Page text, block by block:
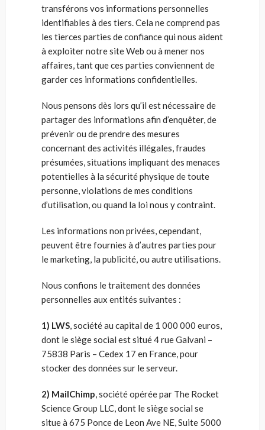
transférons vos informations personnelles
identifiables à des tiers. Cela ne comprend pas
les tierces parties de confiance qui nous aident
à exploiter notre site Web ou à mener nos
affaires, tant que ces parties conviennent de
garder ces informations confidentielles.
Nous pensons dès lors qu’il est nécessaire de
partager des informations afin d’enquêter, de
prévenir ou de prendre des mesures
concernant des activités illégales, fraudes
présumées, situations impliquant des menaces
potentielles à la sécurité physique de toute
personne, violations de mes conditions
d’utilisation, ou quand la loi nous y contraint.
Les informations non privées, cependant,
peuvent être fournies à d’autres parties pour
le marketing, la publicité, ou autre utilisations.
Nous confions le traitement des données
personnelles aux entités suivantes :
1) LWS, société au capital de 1 000 000 euros,
dont le siège social est situé 4 rue Galvani –
75838 Paris – Cedex 17 en France, pour
stocker des données sur le serveur.
2) MailChimp, société opérée par The Rocket
Science Group LLC, dont le siège social se
situe à 675 Ponce de Leon Ave NE, Suite 5000